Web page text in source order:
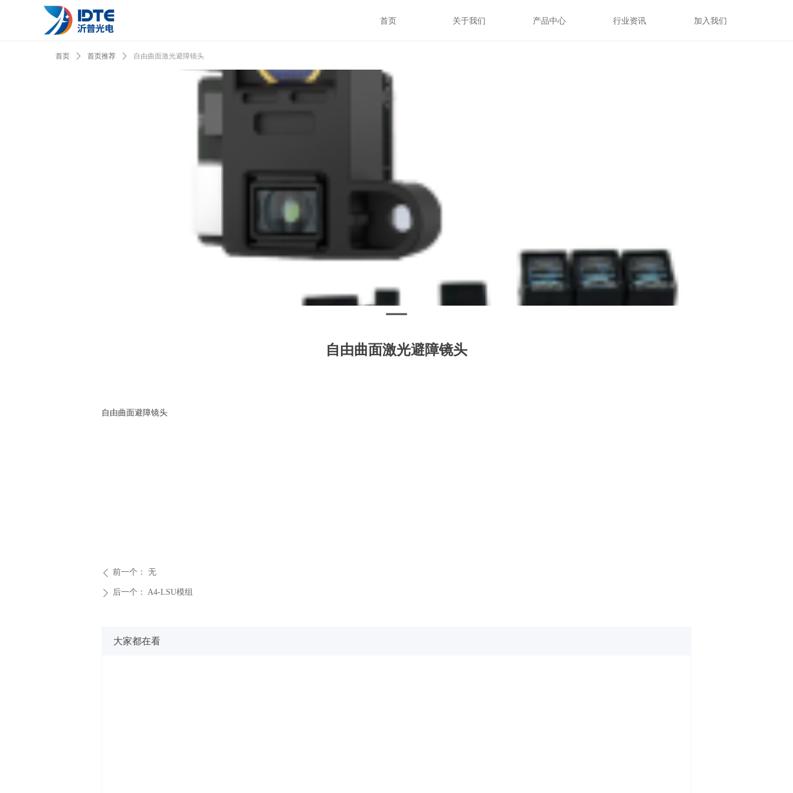
首页 关于我们 产品中心 行业资讯 加入我们
首页 ꄲ 首页推荐 ꄲ 自由曲面激光避障镜头
大家都在看
ꄴ 前一个： 无
ꄲ 后一个： A4-LSU模组
自由曲面避障镜头
自由曲面激光避障镜头